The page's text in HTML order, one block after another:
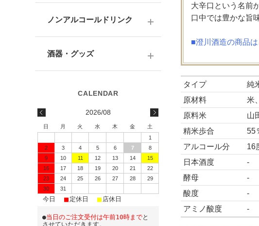
大辛口という名前
口中では豊かな旨
■澄川酒造の商品
タイプ
純
原材料
米
原料米
山
精米歩合
55
アルコール分
16
日本酒度
-
酵母
-
酸度
-
アミノ酸度
-
中部・北陸の日本酒
九州の日本酒
日本酒-720ml・500ml
日本酒-300ml・360ml
日本酒-180ml
飲みきりサイズ
国産洋酒
ラム
テキーラ
ノンアルコールドリンク
酒器・グッズ
蔵元エコバッグ
2026/08
日 月 火 水 木 金
土
1
2
3 4 5 6 7
8
9
10 11 12 13 14
15
16
17 18 19 20 21
22
23
24 25 26 27 28
29
30
31
今日 ■ 定休日 ■ 店休日
●当日のご注文受付は午前10時までと
させていただきます。